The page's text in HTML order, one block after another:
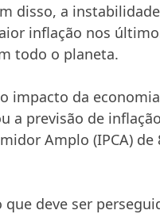
disso, a
inflação nos
todo o planeta.
impacto da
a previsão de
Amplo (IPCA) de
deve ser